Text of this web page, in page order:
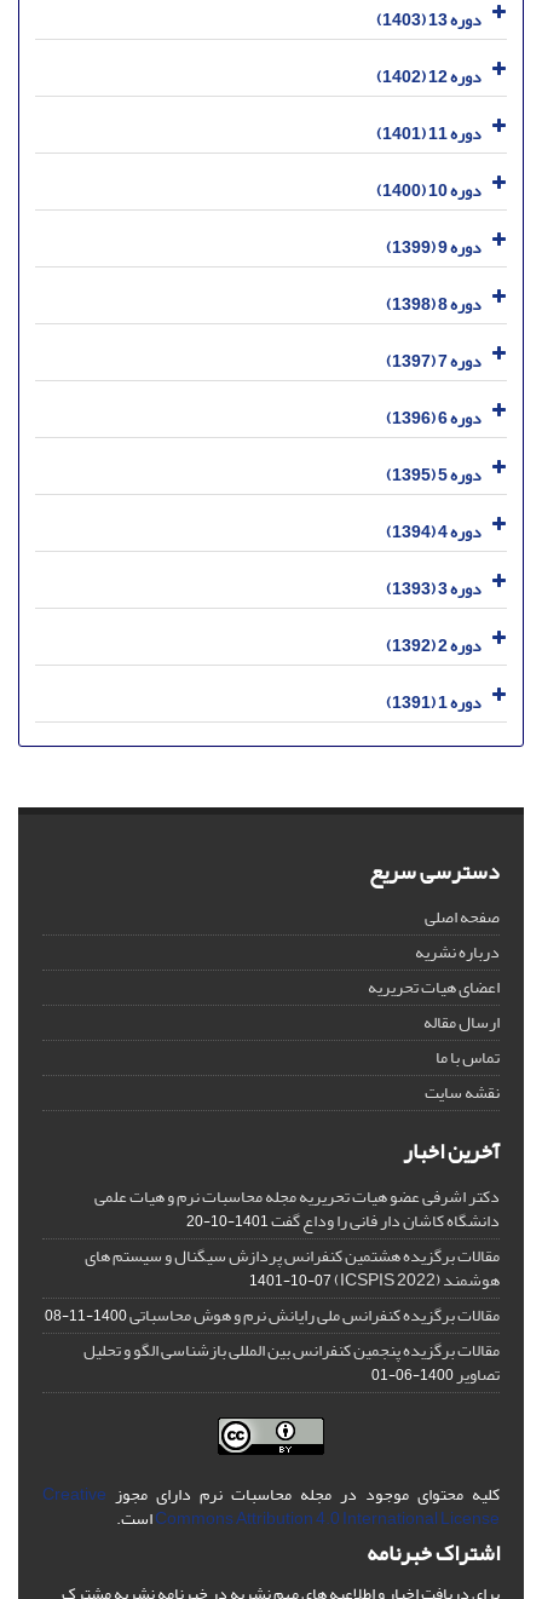
دوره 13 (1403)
دوره 12 (1402)
دوره 11 (1401)
دوره 10 (1400)
دوره 9 (1399)
دوره 8 (1398)
دوره 7 (1397)
دوره 6 (1396)
دوره 5 (1395)
دوره 4 (1394)
دوره 3 (1393)
دوره 2 (1392)
دوره 1 (1391)
دسترسی سریع
صفحه اصلی
درباره نشریه
اعضای هیات تحریریه
ارسال مقاله
تماس با ما
نقشه سایت
آخرین اخبار
دکتر اشرفی عضو هیات تحریریه مجله محاسبات نرم و هیات علمی
دانشگاه کاشان دار فانی را وداع گفت1401-10-20
مقالات برگزیده هشتمین کنفرانس پردازش سیگنال و سیستم های
هوشمند (ICSPIS 2022) 1401-10-07
مقالات برگزیده کنفرانس ملی رایانش نرم و هوش محاسباتی1400-11-08
مقالات برگزیده پنجمین کنفرانس بین المللی بازشناسی الگو و تحلیل
تصاویر1400-06-01
کلیه محتوای موجود در مجله محاسبات نرم دارای مجوز Creative
Commons Attribution 4.0 International Licenseاست.
اشتراک خبرنامه